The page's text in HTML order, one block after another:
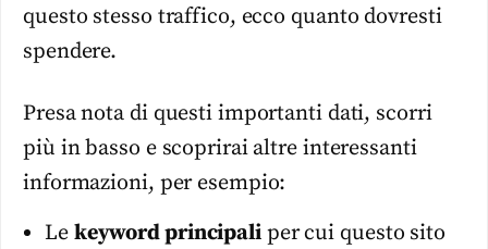
questo stesso traffico, ecco quanto dovresti
spendere.
Presa nota di questi importanti dati, scorri
più in basso e scoprirai altre interessanti
informazioni, per esempio:
Le keyword principaliper cui questo sito